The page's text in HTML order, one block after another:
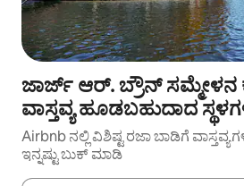
ಜಾರ್ಜ್ ಆರ್. ಬ್ರೌನ್ ಸಮ್ಮೇಳನ
ವಾಸ್ತವ್ಯ ಹೂಡಬಹುದಾದ
Airbnb ನಲ್ಲಿ ವಿಶಿಷ್ಟ ರಜಾ ಬಾಡಿಗೆ
ಇನ್ನಷ್ಟು ಬುಕ್ ಮಾಡಿ